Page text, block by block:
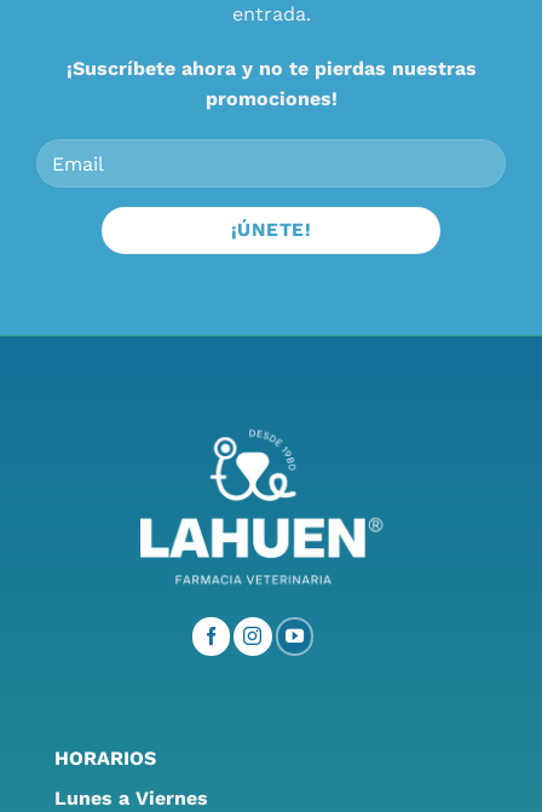
entrada.
¡Suscríbete ahora y no te pierdas nuestras
promociones!
HORARIOS
Lunes a Viernes